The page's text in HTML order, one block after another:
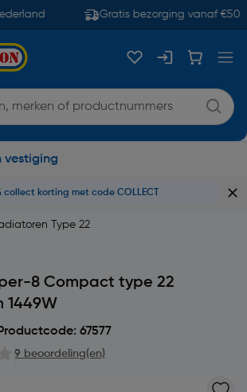
Gratis bezorging vanaf €50
vestiging
collect korting met code COLLECT
Type 22
8 Compact type 22
1449W
Productcode: 67577
9 beoordeling(en)